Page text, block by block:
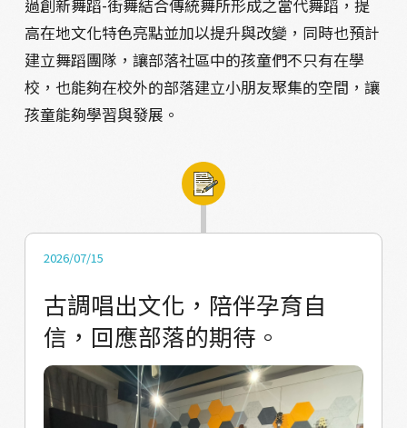
過創新舞蹈-街舞結合傳統舞所形成之當代舞蹈，提
高在地文化特色亮點並加以提升與改變，同時也預計
建立舞蹈團隊，讓部落社區中的孩童們不只有在學
校，也能夠在校外的部落建立小朋友聚集的空間，讓
孩童能夠學習與發展。
2026/07/15
古調唱出文化，陪伴孕育自
信，回應部落的期待。